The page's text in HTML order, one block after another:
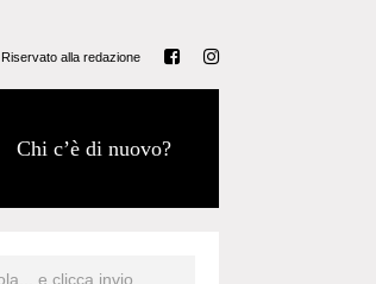
Riservato alla redazione
Chi c’è di nuovo?